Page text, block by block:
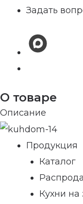
Задать
О товаре
Описание
Продукция
Каталог
Кухни на